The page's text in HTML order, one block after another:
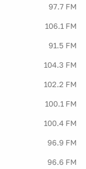
97.7 FM
106.1 FM
91.5 FM
104.3 FM
102.2 FM
100.1 FM
100.4 FM
96.9 FM
96.6 FM